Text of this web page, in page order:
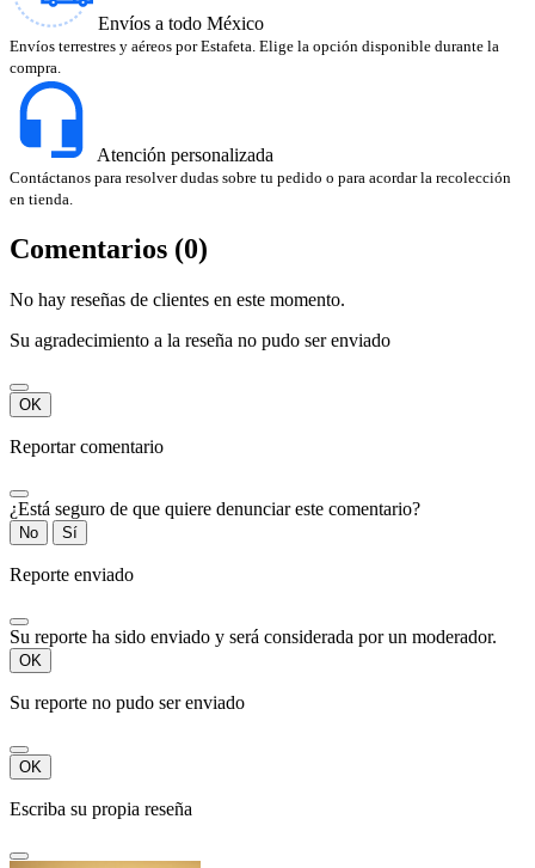
Envíos a todo México
Envíos terrestres y aéreos por Estafeta. Elige la opción disponible durante la
compra.
Atención personalizada
Contáctanos para resolver dudas sobre tu pedido o para acordar la recolección
en tienda.
Comentarios (0)
No hay reseñas de clientes en este momento.
Su agradecimiento a la reseña no pudo ser enviado
OK
Reportar comentario
¿Está seguro de que quiere denunciar este comentario?
No Sí
Reporte enviado
Su reporte ha sido enviado y será considerada por un moderador.
OK
Su reporte no pudo ser enviado
OK
Escriba su propia reseña